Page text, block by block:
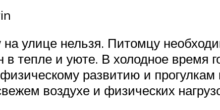
на улице нельзя. Питомцу
тепле и уюте. В холодное время
развитию и
воздухе и физических